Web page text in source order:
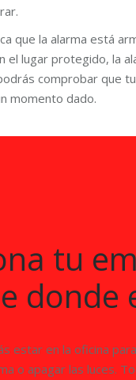
que la alarma está
el lugar protegido, la
comprobar que
momento dado.
tu
donde
estar en la oficina
o apagar las luces.